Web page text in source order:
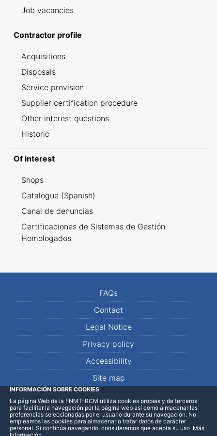
Job vacancies
Contractor profile
Acquisitions
Disposals
Service provision
Supplier certification procedure
Other interest questions
Historic
Of interest
Shops
Catalogue (Spanish)
Canal de denuncias
Certificaciones de Sistemas de Gestión
Homologados
FAQs
Contact
Legal Notice
Privacy policy
Accessibility
Site map
LinkedInFacebookWhatsApp
INFORMACIÓN SOBRE COOKIES
La página Web de la FNMT-RCM utiliza cookies propias y de terceros
para facilitar la navegación por la página web así como almacenar las
preferencias seleccionadas por el usuario durante su navegación. No
empleamos las cookies para almacenar o tratar datos de carácter
personal. Si continúa navegando, consideramos que acepta su uso .Más